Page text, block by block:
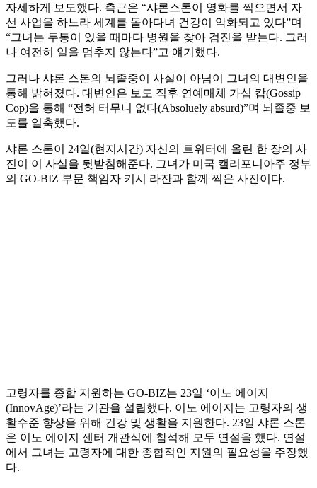
자세하게 보도했다. 측근은 “샤론스톤이 영화를 찍으면서 자
선 사업을 하느라 세계를 돌아다녀 건강이 악화되고 있다”며
“그녀는 두통이 있을 때마다 병원을 찾아 검진을 받는다. 그러
나 여전히 일을 멈추지 않는다”고 얘기했다.
그러나 샤론 스톤의 뇌졸중이 사실이 아님이 그녀의 대변인을
통해 밝혀졌다. 대변인은 보도 직후 연예매체 가십 캅(Gossip
Cop)을 통해 “전혀 터무니 없다(Absoluely absurd)”며 뇌졸중 보
도를 일축했다.
샤론 스톤이 24일(현지시간) 자신의 트위터에 올린 한 장의 사
진이 이 사실을 뒷받침해준다. 그녀가 미국 캘리포니아주 정부
의 GO-BIZ 부문 책임자 키시 라잔과 함께 찍은 사진이다.
고령자를 종합 지원하는 GO-BIZ는 23일 ‘이노 에이지
(InnovAge)’라는 기관을 설립했다. 이노 에이지는 고령자의 생
활수준 향상을 위해 건강 및 생활을 지원한다. 23일 샤론 스톤
은 이노 에이지 센터 개관식에 참석해 모두 연설을 했다. 연설
에서 그녀는 고령자에 대한 종합적인 지원의 필요성을 주장했
다.